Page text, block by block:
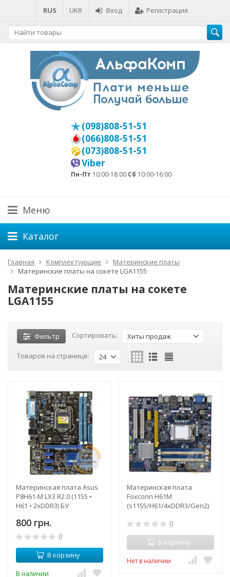
RUS UKR Вход Регистрация
(098)808-51-51
(066)808-51-51
(073)808-51-51
Viber
Пн-Пт 10:00-18:00 Сб 10:00-16:00
Меню
Каталог
Главная Комплектующие
Материнские платы
Материнские платы на сокете LGA1155
Материнские платы на сокете
LGA1155
Фильтр Сортировать: Хиты продаж
Товаров на странице: 24
Материнская плата Asus
P8H61-M LX3 R2.0 (1155 •
H61 • 2xDDR3) БУ
800 грн.
0
В корзину
В наличии
Материнская плата
Foxconn H61M
(s1155/H61/4xDDR3/Gen2)
0
В корзину
Нет в наличии